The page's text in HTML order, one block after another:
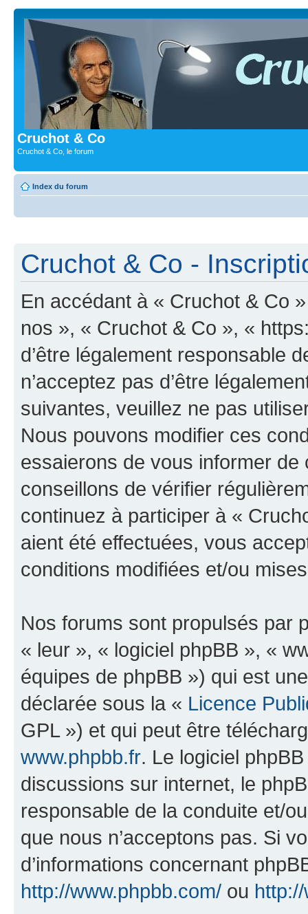
Cruchot & Co
Cruchot & Co, le forum
Index du forum
Cruchot & Co -
En accédant à « Cruchot & Co
nos », « Cruchot & Co », «
d’être légalement responsable
n’acceptez pas d’être
suivantes, veuillez ne pas
Nous pouvons modifier ces
essaierons de vous informer
conseillons de vérifier
continuez à participer à «
aient été effectuées, vous
conditions modifiées et/ou
Nos forums sont propulsés par
« leur », « logiciel phpBB », «
équipes de phpBB ») qui est
déclarée sous la « Licence
GPL ») et qui peut être
www.phpbb.fr. Le logiciel
discussions sur internet, le
responsable de la conduite et/
que nous n’acceptons pas. Si
d’informations concernant
http://www.phpbb.com/ ou